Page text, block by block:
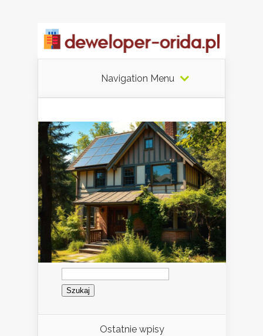
Navigation Menu
Szukaj:
Ostatnie wpisy